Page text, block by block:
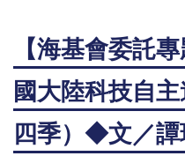
【海基會委託
國大陸科技自
四季）◆文／譚